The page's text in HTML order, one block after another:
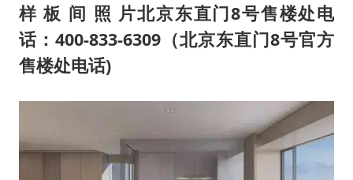
样 板 间 照 片北京东直门8号售楼处电
话：400-833-6309（北京东直门8号官方
售楼处电话)